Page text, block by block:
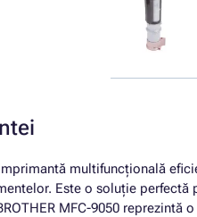
multifuncțională
Este o soluție
MFC-9050 reprezintă